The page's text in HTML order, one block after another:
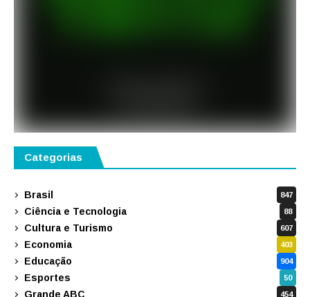
Categorias
Brasil 847
Ciência e Tecnologia 88
Cultura e Turismo 607
Economia 403
Educação 904
Esportes 50
Grande ABC 454